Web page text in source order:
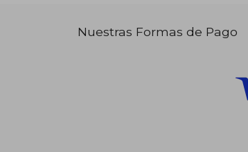
Nuestras Formas de Pago